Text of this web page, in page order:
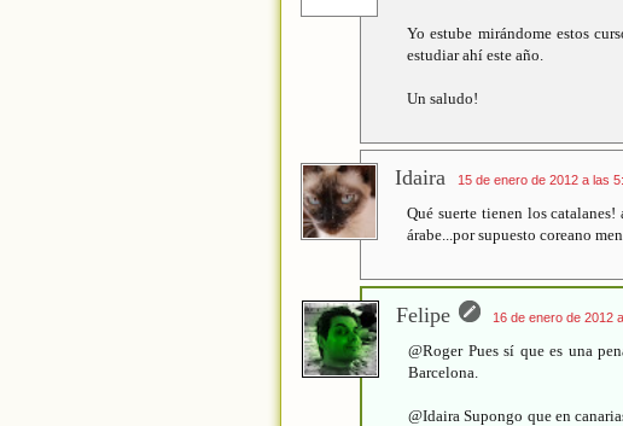
Yo estube mirándome estos
estudiar ahí este año.
Un saludo!
Idaira 15 de enero de 2012 a las
Qué suerte tienen los
árabe...por supuesto coreano
Felipe 16 de enero de 2012
@Roger Pues sí que es una
Barcelona.
@Idaira Supongo que en